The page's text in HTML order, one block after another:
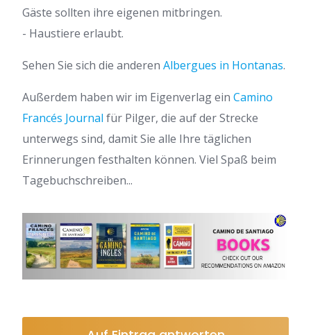
Gäste sollten ihre eigenen mitbringen.
- Haustiere erlaubt.
Sehen Sie sich die anderen Albergues in Hontanas.
Außerdem haben wir im Eigenverlag ein Camino
Francés Journal für Pilger, die auf der Strecke
unterwegs sind, damit Sie alle Ihre täglichen
Erinnerungen festhalten können. Viel Spaß beim
Tagebuchschreiben...